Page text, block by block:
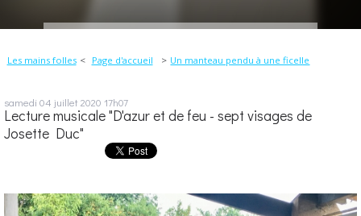
Les mains folles Page d'accueil Un manteau pendu à une ficelle
samedi 04 juillet 2020 17h07
Lecture musicale "D'azur et de feu - sept visages de
Josette Duc"